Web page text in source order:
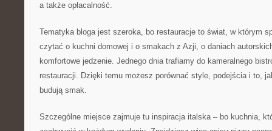
a także opłacalność.
Tematyka bloga jest szeroka, bo restauracje to świat, w którym
czytać o kuchni domowej i o smakach z Azji, o daniach
komfortowe jedzenie. Jednego dnia trafiamy do kameralnego
restauracji. Dzięki temu możesz porównać style, podejścia i to,
budują smak.
Szczególne miejsce zajmuje tu inspiracja italska – bo kuchnia,